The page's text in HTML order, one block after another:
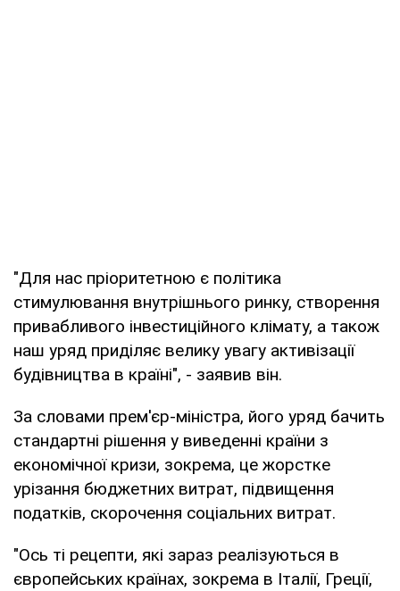
"Для нас пріоритетною є політика
стимулювання внутрішнього ринку, створення
привабливого інвестиційного клімату, а також
наш уряд приділяє велику увагу активізації
будівництва в країні", - заявив він.
За словами прем'єр-міністра, його уряд бачить
стандартні рішення у виведенні країни з
економічної кризи, зокрема, це жорстке
урізання бюджетних витрат, підвищення
податків, скорочення соціальних витрат.
"Ось ті рецепти, які зараз реалізуються в
європейських країнах, зокрема в Італії, Греції,